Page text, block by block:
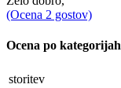
(Ocena 2 gostov)
Ocena po kategorijah
storitev